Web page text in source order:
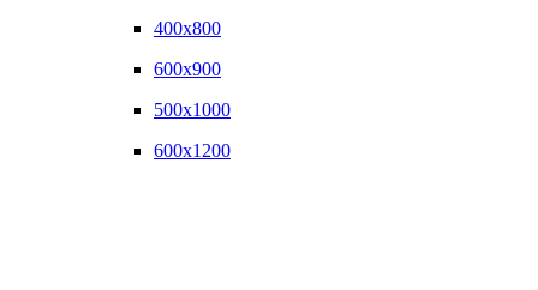
400x800
600x900
500x1000
600x1200